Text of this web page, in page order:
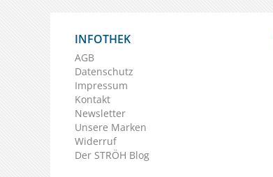
INFOTHEK
AGB
Datenschutz
Impressum
Kontakt
Newsletter
Unsere Marken
Widerruf
Der STRÖH Blog